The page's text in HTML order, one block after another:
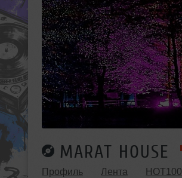
MARAT HOUSE
Профиль Лента HOT100